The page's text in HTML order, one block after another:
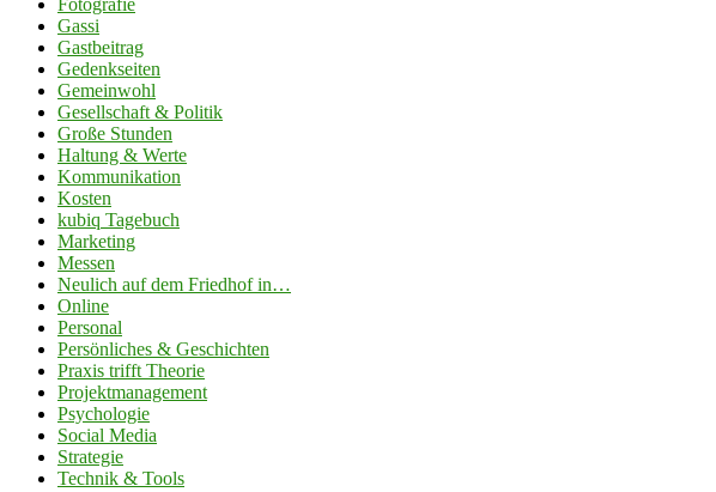
Fotografie
Gassi
Gastbeitrag
Gedenkseiten
Gemeinwohl
Gesellschaft & Politik
Große Stunden
Haltung & Werte
Kommunikation
Kosten
kubiq Tagebuch
Marketing
Messen
Neulich auf dem Friedhof in…
Online
Personal
Persönliches & Geschichten
Praxis trifft Theorie
Projektmanagement
Psychologie
Social Media
Strategie
Technik & Tools